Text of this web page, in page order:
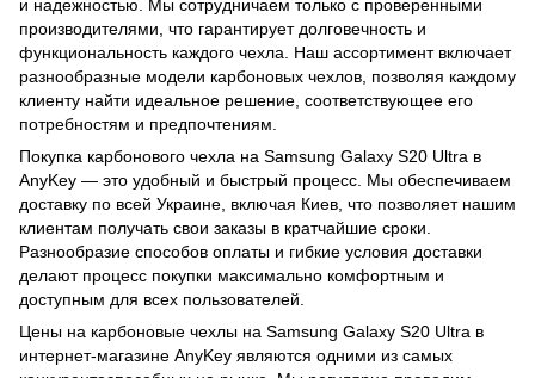
и надежностью. Мы сотрудничаем только с проверенными
производителями, что гарантирует долговечность и
функциональность каждого чехла. Наш ассортимент включает
разнообразные модели карбоновых чехлов, позволяя каждому
клиенту найти идеальное решение, соответствующее его
потребностям и предпочтениям.
Покупка карбонового чехла на Samsung Galaxy S20 Ultra в
AnyKey — это удобный и быстрый процесс. Мы обеспечиваем
доставку по всей Украине, включая Киев, что позволяет нашим
клиентам получать свои заказы в кратчайшие сроки.
Разнообразие способов оплаты и гибкие условия доставки
делают процесс покупки максимально комфортным и
доступным для всех пользователей.
Цены на карбоновые чехлы на Samsung Galaxy S20 Ultra в
интернет-магазине AnyKey являются одними из самых